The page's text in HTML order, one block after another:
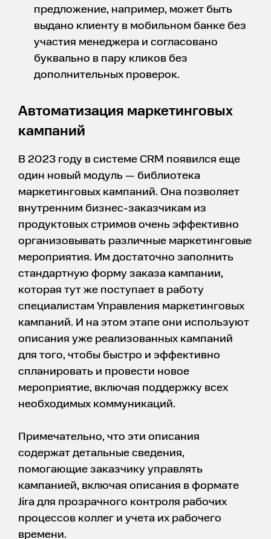
предложение, например, может быть
выдано клиенту в мобильном банке без
участия менеджера и согласовано
буквально в пару кликов без
дополнительных проверок.
Автоматизация маркетинговых
кампаний
В 2023 году в системе CRM появился еще
один новый модуль — библиотека
маркетинговых кампаний. Она позволяет
внутренним бизнес-заказчикам из
продуктовых стримов очень эффективно
организовывать различные маркетинговые
мероприятия. Им достаточно заполнить
стандартную форму заказа кампании,
которая тут же поступает в работу
специалистам Управления маркетинговых
кампаний. И на этом этапе они используют
описания уже реализованных кампаний
для того, чтобы быстро и эффективно
спланировать и провести новое
мероприятие, включая поддержку всех
необходимых коммуникаций.
Примечательно, что эти описания
содержат детальные сведения,
помогающие заказчику управлять
кампанией, включая описания в формате
Jira для прозрачного контроля рабочих
процессов коллег и учета их рабочего
времени.